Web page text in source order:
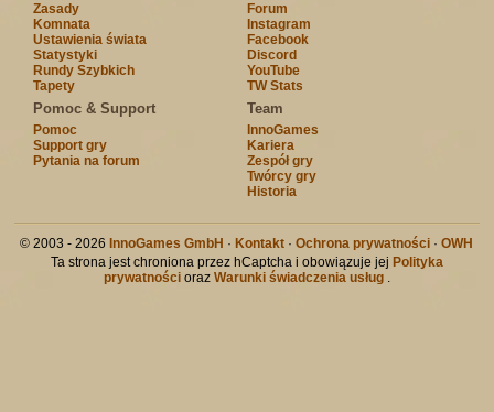
Zasady
Komnata
Ustawienia świata
Statystyki
Rundy Szybkich
Tapety
Forum
Instagram
Facebook
Discord
YouTube
TW Stats
Pomoc & Support
Pomoc
Support gry
Pytania na forum
Team
InnoGames
Kariera
Zespół gry
Twórcy gry
Historia
© 2003 - 2026 InnoGames GmbH · Kontakt ·Ochrona prywatności ·OWH
Ta strona jest chroniona przez hCaptcha i obowiązuje jej Polityka
prywatnościoraz Warunki świadczenia usług.